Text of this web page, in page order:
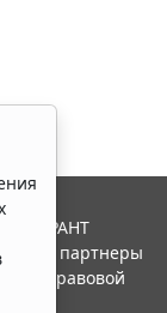
ГАРАНТ
и ее партнеры
правовой